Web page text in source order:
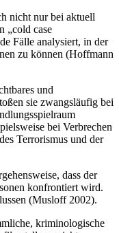
nicht nur bei aktuell
„cold case
Fälle analysiert, in der
zu können (Hoffmann
und
sie zwangsläufig bei
bei Verbrechen
Terrorismus und der
dass der
konfrontiert wird.
(Musloff 2002).
kriminologische